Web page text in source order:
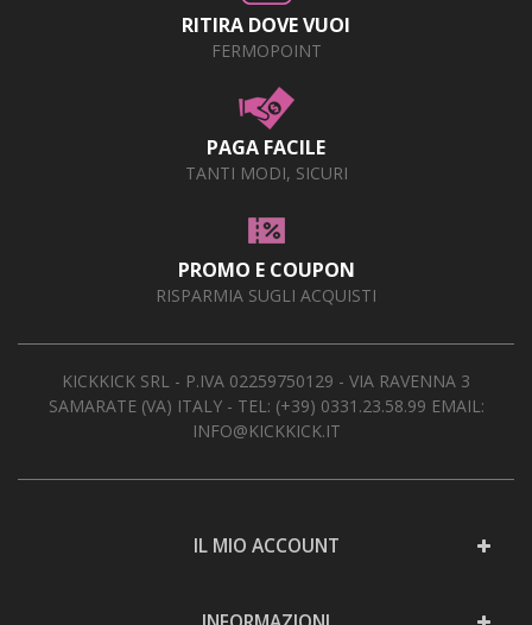
RITIRA DOVE VUOI
FERMOPOINT
PAGA FACILE
TANTI MODI, SICURI
PROMO E COUPON
RISPARMIA SUGLI ACQUISTI
KICKKICK SRL - P.IVA 02259750129 - VIA RAVENNA 3
SAMARATE (VA) ITALY - TEL: (+39) 0331.23.58.99 EMAIL:
INFO@KICKKICK.IT
IL MIO ACCOUNT